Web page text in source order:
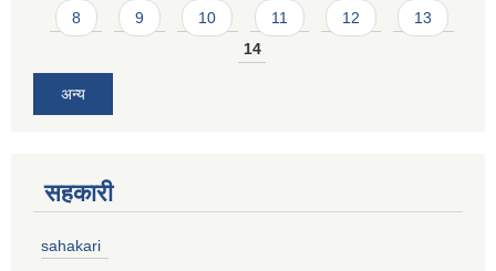
8 9 10 11 12
13
14
अन्य
सहकारी
sahakari